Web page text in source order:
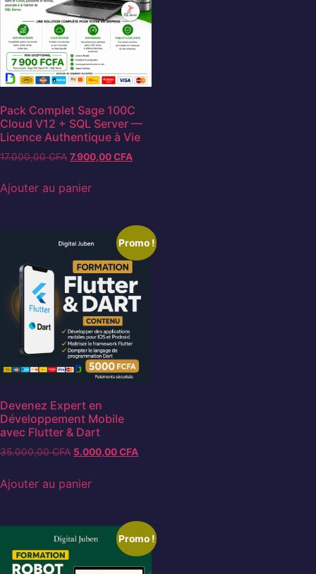
Pack Complet Sage 100C
Cloud V12 + SQL Server —
Licence Authentique à Vie
17.000,00CFA 7.900,00CFA
Ajouter au panier
Promo !
Devenez Expert en
Développement Mobile
avec Flutter & Dart
35.000,00CFA 5.000,00CFA
Ajouter au panier
Promo !